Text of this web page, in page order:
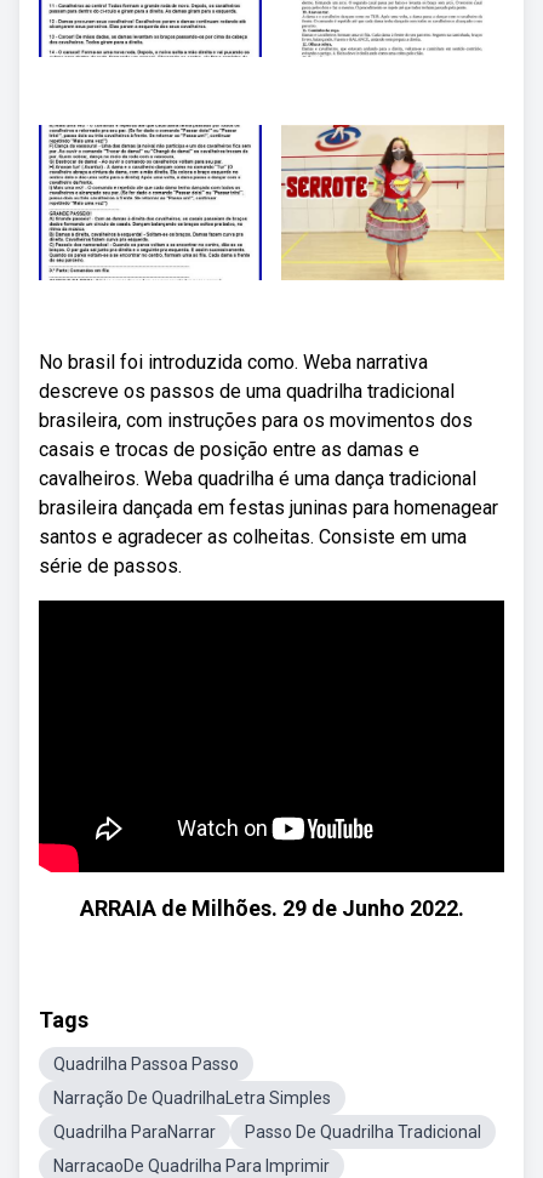
No brasil foi introduzida como. Weba narrativa
descreve os passos de uma quadrilha tradicional
brasileira, com instruções para os movimentos dos
casais e trocas de posição entre as damas e
cavalheiros. Weba quadrilha é uma dança tradicional
brasileira dançada em festas juninas para homenagear
santos e agradecer as colheitas. Consiste em uma
série de passos.
ARRAIA de Milhões. 29 de Junho 2022.
Tags
Quadrilha Passoa Passo
Narração De QuadrilhaLetra Simples
Quadrilha ParaNarrar
Passo De Quadrilha Tradicional
NarracaoDe Quadrilha Para Imprimir